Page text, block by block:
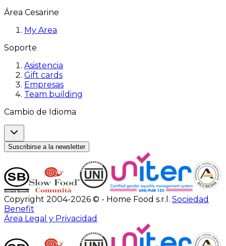
Área Cesarine
My Area
Soporte
Asistencia
Gift cards
Empresas
Team building
Cambio de Idioma
Suscribirse a la newsletter
Copyright 2004-2026 © - Home Food s.r.l. Sociedad
Benefit
Área Legal y Privacidad